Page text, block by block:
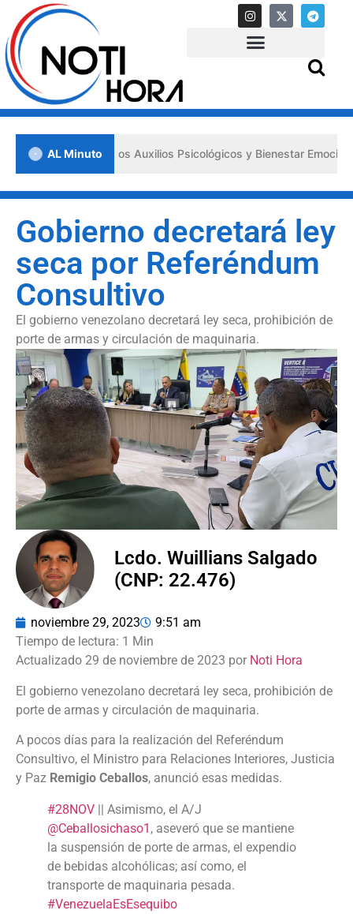
AL Minuto
los «Primeros Auxilios Psicológicos y Bienestar Emocional» ante
Gobierno decretará ley
seca por Referéndum
Consultivo
El gobierno venezolano decretará ley seca, prohibición de
porte de armas y circulación de maquinaria.
Lcdo. Wuillians Salgado
(CNP: 22.476)
noviembre 29, 2023 9:51 am
Actualizado 29 de noviembre de 2023 por Noti Hora
El gobierno venezolano decretará ley seca, prohibición de
porte de armas y circulación de maquinaria.
A pocos días para la realización del Referéndum
Consultivo, el Ministro para Relaciones Interiores, Justicia
y Paz Remigio Ceballos, anunció esas medidas.
#28NOV || Asimismo, el A/J
@Ceballosichaso1 , aseveró que se mantiene
la suspensión de porte de armas, el expendio
de bebidas alcohólicas; así como, el
transporte de maquinaria pesada.
#VenezuelaEsEsequibo